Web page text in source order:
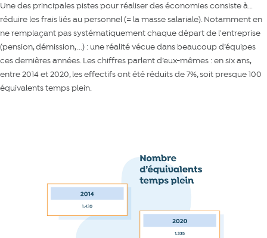
Une des principales pistes pour réaliser des économies consiste à…
réduire les frais liés au personnel (= la masse salariale). Notamment en
ne remplaçant pas systématiquement chaque départ de l'entreprise
(pension, démission, ...) : une réalité vécue dans beaucoup d’équipes
ces dernières années. Les chiffres parlent d’eux-mêmes : en six ans,
entre 2014 et 2020, les effectifs ont été réduits de 7%, soit presque 100
équivalents temps plein.